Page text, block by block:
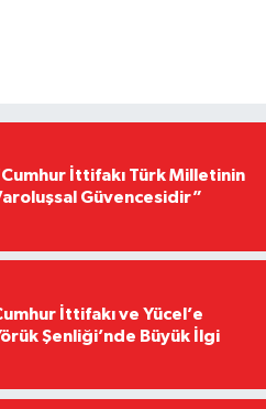
İttifakı Türk Milletinin
Güvencesidir”
İttifakı ve Yücel’e
Şenliği’nde Büyük İlgi